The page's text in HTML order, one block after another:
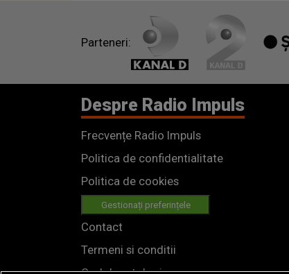
Parteneri:
Despre Radio Impuls
Frecvențe Radio Impuls
Politica de confidentialitate
Politica de cookies
Gestionați preferințele
Contact
Termeni si conditii